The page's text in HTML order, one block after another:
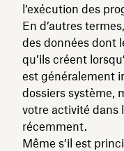
l’exécution des
En d’autres
des données dont
qu’ils créent
est généralement
dossiers système,
votre activité dans
récemment.
Même s’il est